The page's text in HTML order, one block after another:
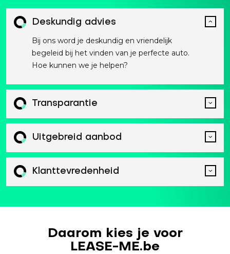
Deskundig advies
Bij ons word je deskundig en vriendelijk
begeleid bij het vinden van je perfecte auto.
Hoe kunnen we je helpen?
Transparantie
Uitgebreid aanbod
Klanttevredenheid
Daarom kies je voor
LEASE-ME.be